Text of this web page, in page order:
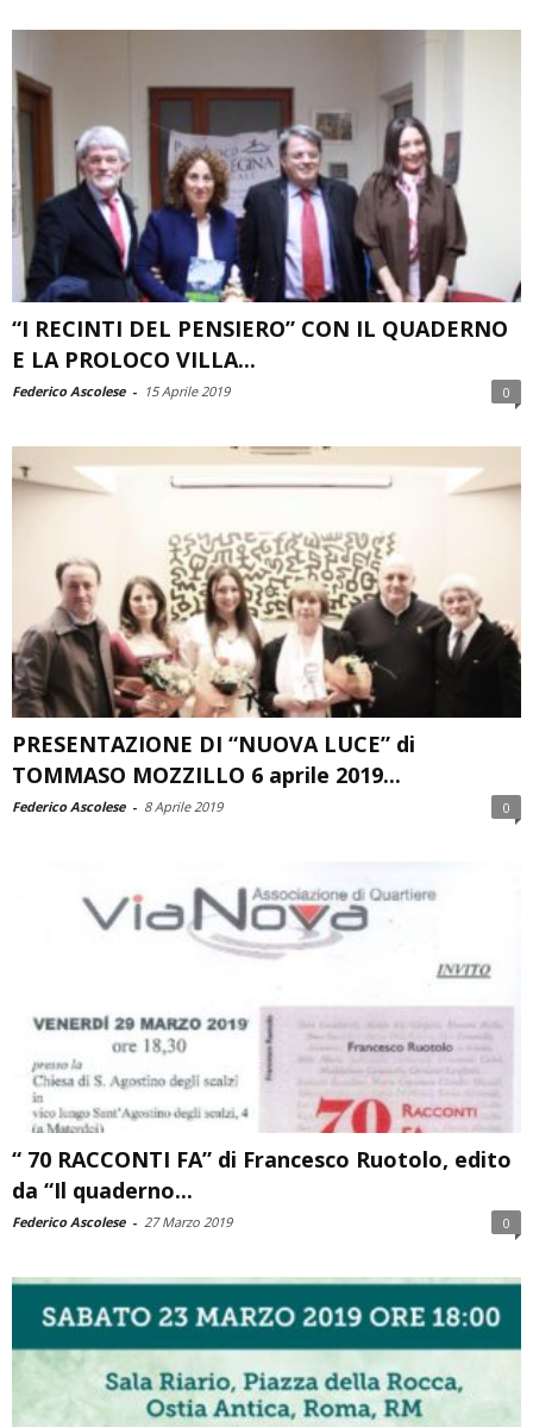
“I RECINTI DEL PENSIERO” CON IL QUADERNO
E LA PROLOCO VILLA...
Federico Ascolese - 15 Aprile 2019 0
PRESENTAZIONE DI “NUOVA LUCE” di
TOMMASO MOZZILLO 6 aprile 2019...
Federico Ascolese - 8 Aprile 2019 0
“ 70 RACCONTI FA” di Francesco Ruotolo, edito
da “Il quaderno...
Federico Ascolese - 27 Marzo 2019 0